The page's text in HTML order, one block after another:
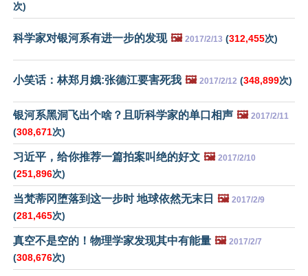
次)
科学家对银河系有进一步的发现 🖼️ 2017/2/13 (312,455次)
小笑话：林郑月娥:张德江要害死我 🖼️ 2017/2/12 (348,899次)
银河系黑洞飞出个啥？且听科学家的单口相声 🖼️ 2017/2/11
(308,671次)
习近平，给你推荐一篇拍案叫绝的好文 🖼️ 2017/2/10
(251,896次)
当梵蒂冈堕落到这一步时 地球依然无末日 🖼️ 2017/2/9
(281,465次)
真空不是空的！物理学家发现其中有能量 🖼️ 2017/2/7
(308,676次)